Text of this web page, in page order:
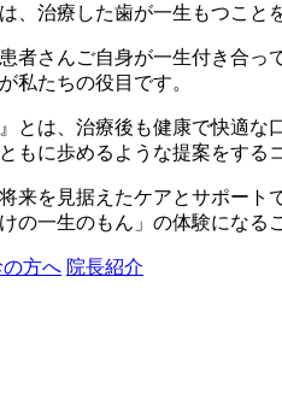
、治療した歯が一生もつこと
者さんご自身が一生付き合っ
私たちの役目です。
とは、治療後も健康で快適な
もに歩めるような提案をする
来を見据えたケアとサポート
の一生のもん」の体験になる
方へ 院長紹介